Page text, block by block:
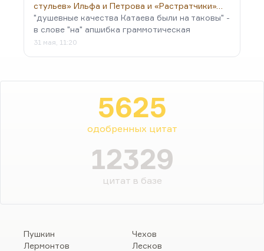
стульев» Ильфа и Петрова и «Растратчики»…
"душевные качества Катаева были на таковы" -
в слове "на" апшибка граммотическая
31 мая, 11:20
5625
одобренных цитат
12329
цитат в базе
Пушкин
Лермонтов
Чехов
Лесков